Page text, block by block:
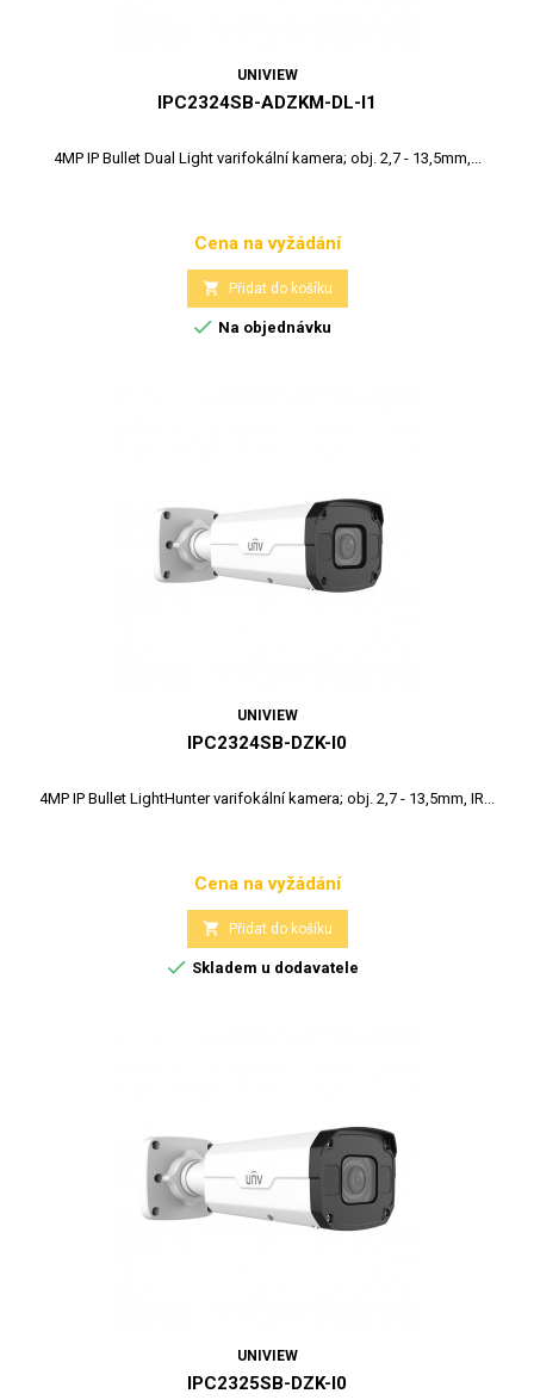
UNIVIEW
IPC2324SB-ADZKM-DL-I1
4MP IP Bullet Dual Light varifokální kamera; obj. 2,7 - 13,5mm,...
Cena
Cena na vyžádání
 Přidat do košíku
 Na objednávku
UNIVIEW
IPC2324SB-DZK-I0
4MP IP Bullet LightHunter varifokální kamera; obj. 2,7 - 13,5mm, IR...
Cena
Cena na vyžádání
 Přidat do košíku
 Skladem u dodavatele
UNIVIEW
IPC2325SB-DZK-I0